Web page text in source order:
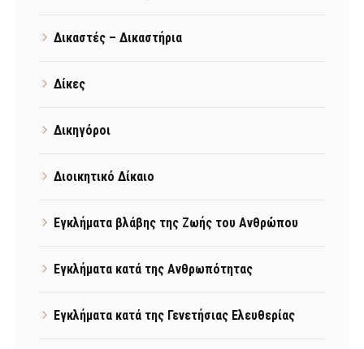
Δικαστές – Δικαστήρια
Δίκες
Δικηγόροι
Διοικητικό Δίκαιο
Εγκλήματα βλάβης της Ζωής του Ανθρώπου
Εγκλήματα κατά της Ανθρωπότητας
Εγκλήματα κατά της Γενετήσιας Ελευθερίας